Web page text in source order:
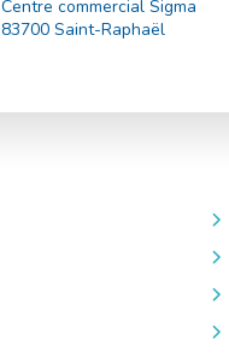
Centre commercial Sigma
83700 Saint-Raphaël